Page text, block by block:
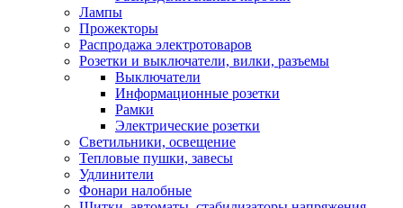
Лампы
Прожекторы
Распродажа электротоваров
Розетки и выключатели, вилки, разъемы
Выключатели
Информационные розетки
Рамки
Электрические розетки
Светильники, освещение
Тепловые пушки, завесы
Удлинители
Фонари налобные